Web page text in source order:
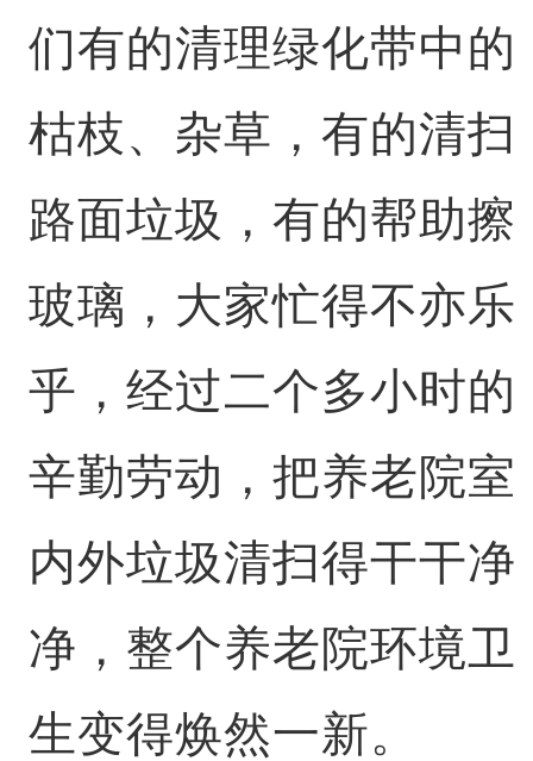
们有的清理绿化带中的
枯枝、杂草，有的清扫
路面垃圾，有的帮助擦
玻璃，大家忙得不亦乐
乎，经过二个多小时的
辛勤劳动，把养老院室
内外垃圾清扫得干干净
净，整个养老院环境卫
生变得焕然一新。